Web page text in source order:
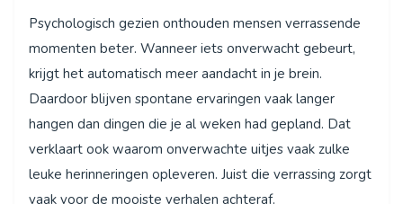
Psychologisch gezien onthouden mensen verrassende
momenten beter. Wanneer iets onverwacht gebeurt,
krijgt het automatisch meer aandacht in je brein.
Daardoor blijven spontane ervaringen vaak langer
hangen dan dingen die je al weken had gepland. Dat
verklaart ook waarom onverwachte uitjes vaak zulke
leuke herinneringen opleveren. Juist die verrassing zorgt
vaak voor de mooiste verhalen achteraf.